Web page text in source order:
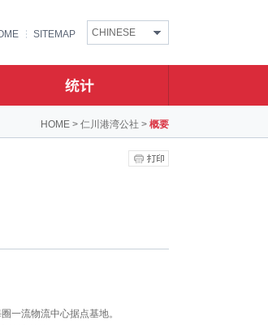
SITEMAP CHINESE
HOME > 仁川港湾公社 > 概要
一流物流中心据点基地。